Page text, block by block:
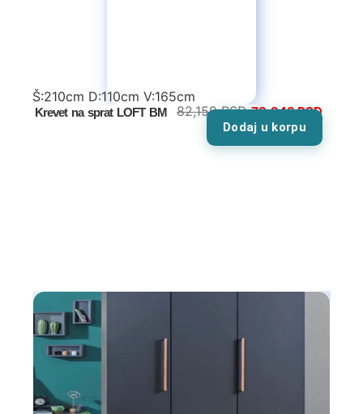
Š:210cm D:110cm V:165cm
Krevet na sprat LOFT BM 82,159RSD 73,943RSD
Dodaj u korpu
Tv komode
Dnevne sobe
TV komode